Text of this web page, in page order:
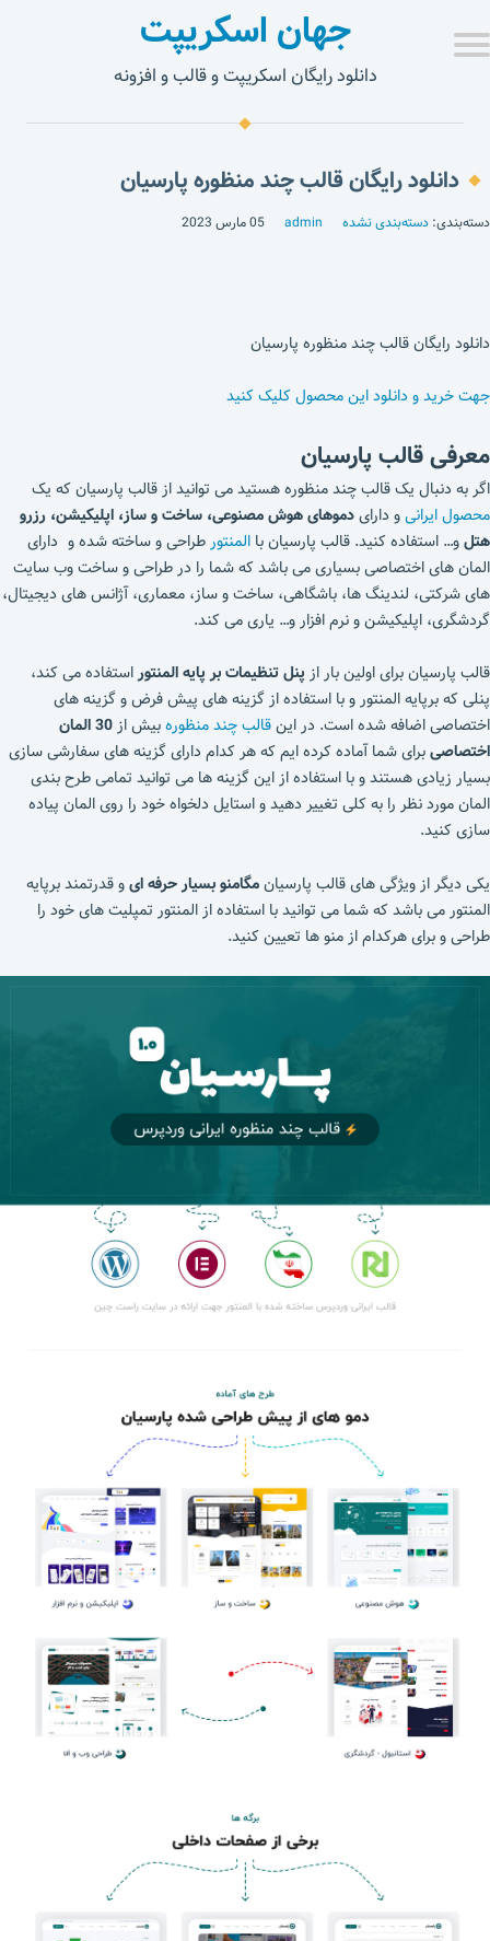
جهان اسکریپت
دانلود رایگان اسکریپت و قالب و افزونه
دانلود رایگان قالب چند منظوره پارسیان
دسته‌بندی: دسته‌بندی نشده admin 05 مارس 2023
دانلود رایگان قالب چند منظوره پارسیان
جهت خرید و دانلود این محصول کلیک کنید
معرفی قالب پارسیان
اگر به دنبال یک قالب چند منظوره هستید می توانید از قالب پارسیان که یک
محصول ایرانیو دارایدموهای هوش مصنوعی، ساخت و ساز، اپلیکیشن، رزرو
هتلو… استفاده کنید. قالب پارسیان با المنتور طراحی و ساخته شده و دارای
المان های اختصاصی بسیاری می باشد که شما را در طراحی و ساخت وب سایت
های شرکتی، لندینگ ها، باشگاهی، ساخت و ساز، معماری، آژانس های دیجیتال،
گردشگری، اپلیکیشن و نرم افزار و… یاری می کند.
قالب پارسیان برای اولین بار از پنل تنظیمات بر پایه المنتوراستفاده می کند،
پنلی که برپایه المنتور و با استفاده از گزینه های پیش فرض و گزینه های
اختصاصی اضافه شده است. در اینقالب چند منظورهبیش از
30 المان
اختصاصیبرای شما آماده کرده ایم که هر کدام دارای گزینه های سفارشی سازی
بسیار زیادی هستند و با استفاده از این گزینه ها می توانید تمامی طرح بندی
المان مورد نظر را به کلی تغییر دهید و استایل دلخواه خود را روی المان پیاده
سازی کنید.
یکی دیگر از ویژگی های قالب پارسیانمگامنو بسیار حرفه ایو قدرتمند برپایه
المنتور می باشد که شما می توانید با استفاده از المنتور تمپلیت های خود را
طراحی و برای هرکدام از منو ها تعیین کنید.